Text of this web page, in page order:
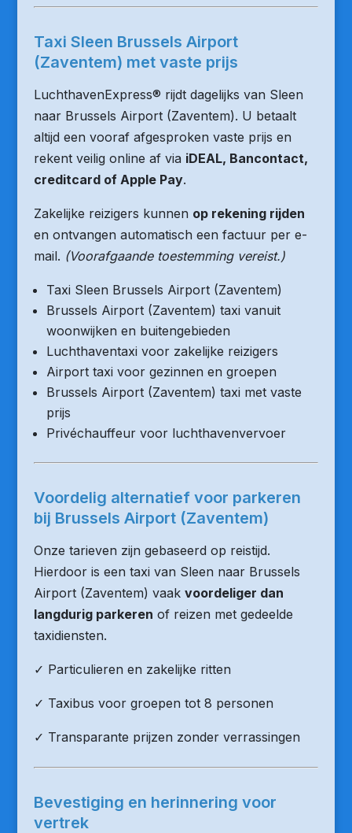
Taxi Sleen Brussels Airport
(Zaventem) met vaste prijs
LuchthavenExpress® rijdt dagelijks van Sleen
naar Brussels Airport (Zaventem). U betaalt
altijd een vooraf afgesproken vaste prijs en
rekent veilig online af via iDEAL, Bancontact,
creditcard of Apple Pay.
Zakelijke reizigers kunnen op rekening rijden
en ontvangen automatisch een factuur per e-
mail. (Voorafgaande toestemming vereist.)
Taxi Sleen Brussels Airport (Zaventem)
Brussels Airport (Zaventem) taxi vanuit
woonwijken en buitengebieden
Luchthaventaxi voor zakelijke reizigers
Airport taxi voor gezinnen en groepen
Brussels Airport (Zaventem) taxi met vaste
prijs
Privéchauffeur voor luchthavenvervoer
Voordelig alternatief voor parkeren
bij Brussels Airport (Zaventem)
Onze tarieven zijn gebaseerd op reistijd.
Hierdoor is een taxi van Sleen naar Brussels
Airport (Zaventem) vaak voordeliger dan
langdurig parkeren of reizen met gedeelde
taxidiensten.
✓ Particulieren en zakelijke ritten
✓ Taxibus voor groepen tot 8 personen
✓ Transparante prijzen zonder verrassingen
Bevestiging en herinnering voor
vertrek